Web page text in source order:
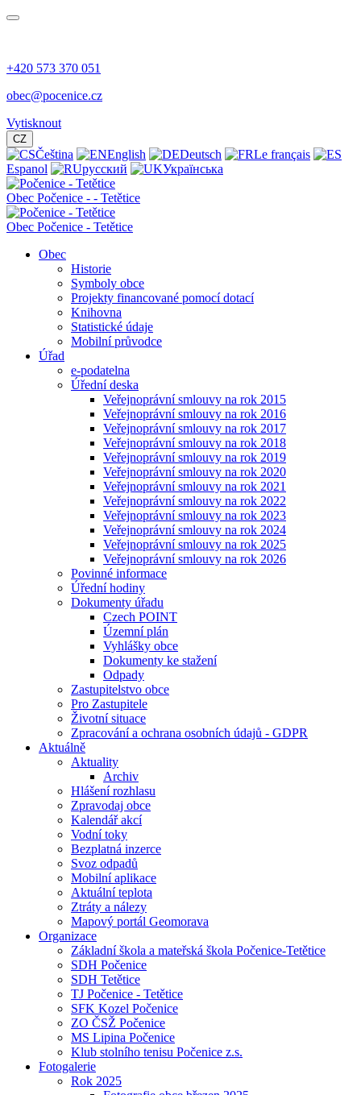
+420 573 370 051
obec@pocenice.cz
Vytisknout
CZ
Čeština English Deutsch
Le français
Espanol
русский Українська
Obec Počenice - - Tetětice
Obec Počenice - Tetětice
Obec
Historie
Symboly obce
Projekty financované pomocí dotací
Knihovna
Statistické údaje
Mobilní průvodce
Úřad
e-podatelna
Úřední deska
Veřejnoprávní smlouvy na rok 2015
Veřejnoprávní smlouvy na rok 2016
Veřejnoprávní smlouvy na rok 2017
Veřejnoprávní smlouvy na rok 2018
Veřejnoprávní smlouvy na rok 2019
Veřejnoprávní smlouvy na rok 2020
Veřejnoprávní smlouvy na rok 2021
Veřejnoprávní smlouvy na rok 2022
Veřejnoprávní smlouvy na rok 2023
Veřejnoprávní smlouvy na rok 2024
Veřejnoprávní smlouvy na rok 2025
Veřejnoprávní smlouvy na rok 2026
Povinné informace
Úřední hodiny
Dokumenty úřadu
Czech POINT
Územní plán
Vyhlášky obce
Dokumenty ke stažení
Odpady
Zastupitelstvo obce
Pro Zastupitele
Životní situace
Zpracování a ochrana osobních údajů - GDPR
Aktuálně
Aktuality
Archiv
Hlášení rozhlasu
Zpravodaj obce
Kalendář akcí
Vodní toky
Bezplatná inzerce
Svoz odpadů
Mobilní aplikace
Aktuální teplota
Ztráty a nálezy
Mapový portál Geomorava
Organizace
Základní škola a mateřská škola Počenice-Tetětice
SDH Počenice
SDH Tetětice
TJ Počenice - Tetětice
SFK Kozel Počenice
ZO ČSŽ Počenice
MS Lipina Počenice
Klub stolního tenisu Počenice z.s.
Fotogalerie
Rok 2025